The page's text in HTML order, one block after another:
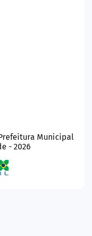
Municipal
- 2026